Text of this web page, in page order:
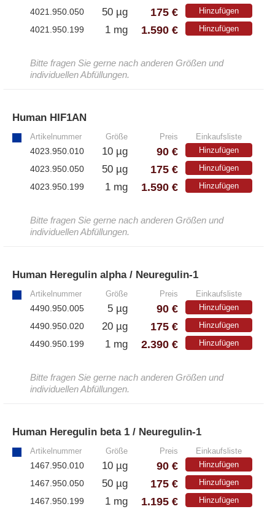
4021.950.050 50 µg 175 € Hinzufügen
4021.950.199 1 mg 1.590 € Hinzufügen
Bitte fragen Sie gerne nach anderen Größen und
individuellen Abfüllungen.
Human HIF1AN
Artikelnummer Größe Preis Einkaufsliste
4023.950.010 10 µg 90 € Hinzufügen
4023.950.050 50 µg 175 € Hinzufügen
4023.950.199 1 mg 1.590 € Hinzufügen
Bitte fragen Sie gerne nach anderen Größen und
individuellen Abfüllungen.
Human Heregulin alpha / Neuregulin-1
Artikelnummer Größe Preis Einkaufsliste
4490.950.005 5 µg 90 € Hinzufügen
4490.950.020 20 µg 175 € Hinzufügen
4490.950.199 1 mg 2.390 € Hinzufügen
Bitte fragen Sie gerne nach anderen Größen und
individuellen Abfüllungen.
Human Heregulin beta 1 / Neuregulin-1
Artikelnummer Größe Preis Einkaufsliste
1467.950.010 10 µg 90 € Hinzufügen
1467.950.050 50 µg 175 € Hinzufügen
1467.950.199 1 mg 1.195 € Hinzufügen